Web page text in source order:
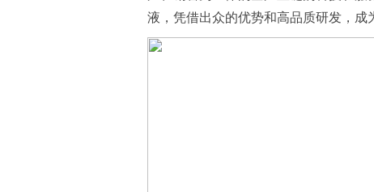
液，凭借出众的优势和高品质研发，成